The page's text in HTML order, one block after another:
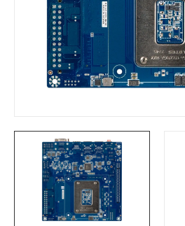
Lösung
Nachrichtenzentrum
Technische Unterstützung
Copyright ©2026 GIGAIPC